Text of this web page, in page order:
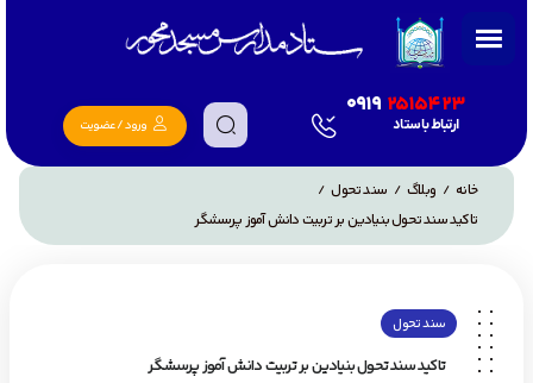
0919 2515423
ارتباط با ستاد ورود / عضویت
خانه / وبلاگ / سند تحول /
تاکید سند تحول بنیادین بر تربیت دانش آموز پرسشگر
سند تحول
تاکید سند تحول بنیادین بر تربیت دانش آموز پرسشگر